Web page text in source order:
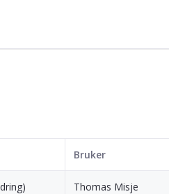
Bruker
Thomas Misje